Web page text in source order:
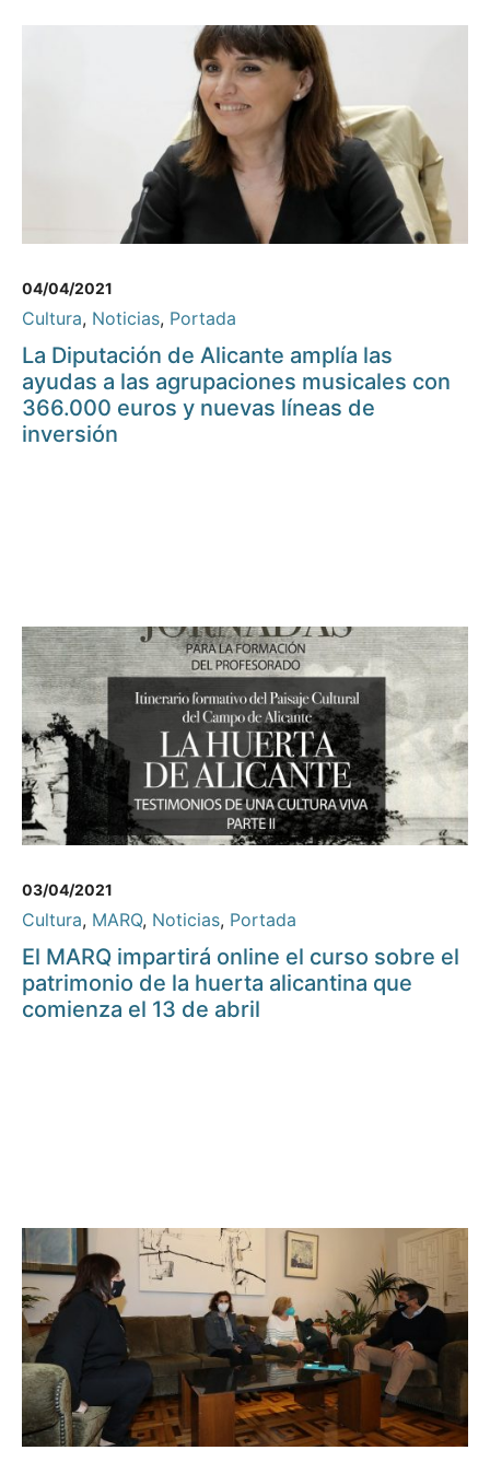
04/04/2021
Cultura, Noticias, Portada
La Diputación de Alicante amplía las
ayudas a las agrupaciones musicales con
366.000 euros y nuevas líneas de
inversión
03/04/2021
Cultura, MARQ, Noticias, Portada
El MARQ impartirá online el curso sobre el
patrimonio de la huerta alicantina que
comienza el 13 de abril